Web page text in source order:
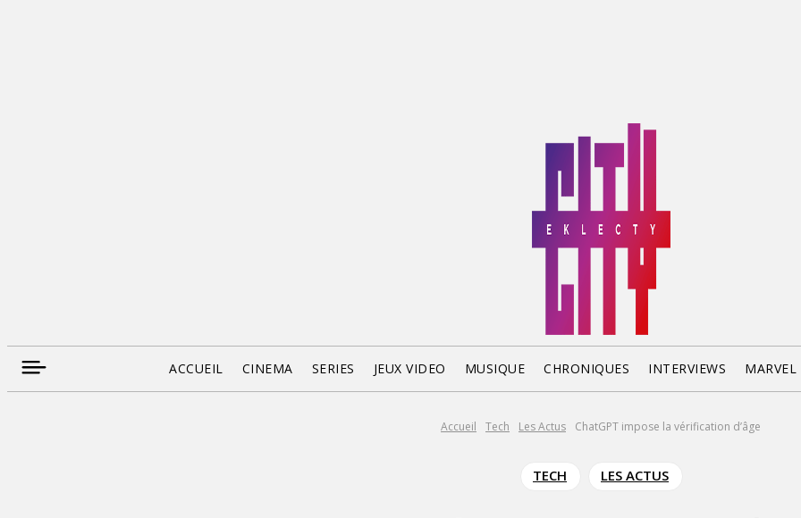
ACCUEIL CINEMA SERIES JEUX VIDEO MUSIQUE CHRONIQUES INTERVIEWS
Accueil Tech Les Actus ChatGPT impose la vérification d’âge
TECH LES ACTUS